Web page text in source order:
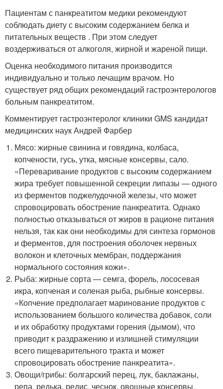
Пациентам с панкреатитом медики рекомендуют
соблюдать диету с высоким содержанием белка и
питательных веществ . При этом следует
воздерживаться от алкоголя, жирной и жареной пищи.
Оценка необходимого питания производится
индивидуально и только лечащим врачом. Но
существует ряд общих рекомендаций гастроэнтерологов
больным панкреатитом.
Комментирует гастроэнтеролог клиники GMS кандидат
медицинских наук Андрей Фарбер
Мясо: жирные свинина и говядина, колбаса,
копчености, гусь, утка, мясные консервы, сало.
«Переваривание продуктов с высоким содержанием
жира требует повышенной секреции липазы — одного
из ферментов поджелудочной железы, что может
спровоцировать обострение панкреатита. Однако
полностью отказываться от жиров в рационе питания
нельзя, так как они необходимы для синтеза гормонов
и ферментов, для построения оболочек нервных
волокон и клеточных мембран, поддержания
нормального состояния кожи».
Рыба: жирные сорта — семга, форель, лососевая
икра, копченая и соленая рыба, рыбные консервы.
«Копчение предполагает маринование продуктов с
использованием большого количества добавок, соли
и их обработку продуктами горения (дымом), что
приводит к раздражению и излишней стимуляции
всего пищеварительного тракта и может
спровоцировать обострение панкреатита».
Овощи/грибы: болгарский перец, лук, баклажаны,
репа, редька, редис, чеснок, овощные консервы,